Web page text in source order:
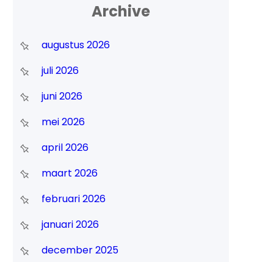
Archive
augustus 2026
juli 2026
juni 2026
mei 2026
april 2026
maart 2026
februari 2026
januari 2026
december 2025